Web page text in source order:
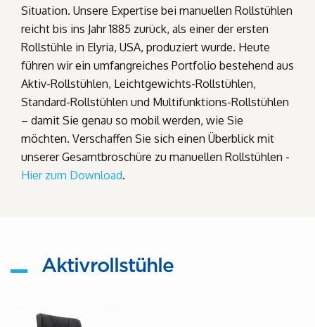
Situation. Unsere Expertise bei manuellen Rollstühlen
reicht bis ins Jahr 1885 zurück, als einer der ersten
Rollstühle in Elyria, USA, produziert wurde. Heute
führen wir ein umfangreiches Portfolio bestehend aus
Aktiv-Rollstühlen, Leichtgewichts-Rollstühlen,
Standard-Rollstühlen und Multifunktions-Rollstühlen
– damit Sie genau so mobil werden, wie Sie
möchten. Verschaffen Sie sich einen Überblick mit
unserer Gesamtbroschüre zu manuellen Rollstühlen -
Hier zum Download.
Aktivrollstühle